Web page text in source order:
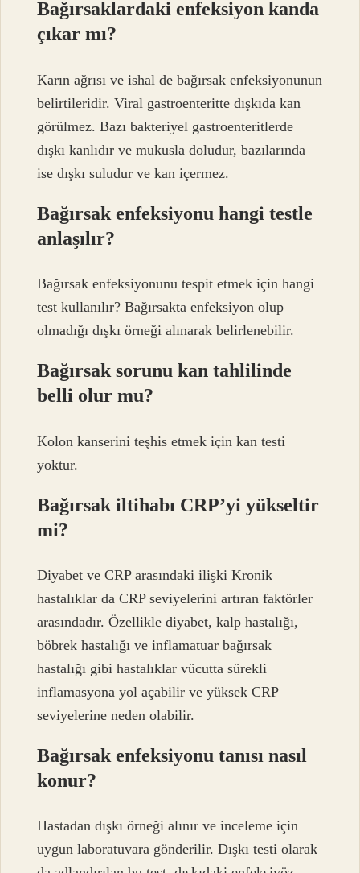
Bağırsaklardaki enfeksiyon kanda
çıkar mı?
Karın ağrısı ve ishal de bağırsak enfeksiyonunun
belirtileridir. Viral gastroenteritte dışkıda kan
görülmez. Bazı bakteriyel gastroenteritlerde
dışkı kanlıdır ve mukusla doludur, bazılarında
ise dışkı suludur ve kan içermez.
Bağırsak enfeksiyonu hangi testle
anlaşılır?
Bağırsak enfeksiyonunu tespit etmek için hangi
test kullanılır? Bağırsakta enfeksiyon olup
olmadığı dışkı örneği alınarak belirlenebilir.
Bağırsak sorunu kan tahlilinde
belli olur mu?
Kolon kanserini teşhis etmek için kan testi
yoktur.
Bağırsak iltihabı CRP’yi yükseltir
mi?
Diyabet ve CRP arasındaki ilişki Kronik
hastalıklar da CRP seviyelerini artıran faktörler
arasındadır. Özellikle diyabet, kalp hastalığı,
böbrek hastalığı ve inflamatuar bağırsak
hastalığı gibi hastalıklar vücutta sürekli
inflamasyona yol açabilir ve yüksek CRP
seviyelerine neden olabilir.
Bağırsak enfeksiyonu tanısı nasıl
konur?
Hastadan dışkı örneği alınır ve inceleme için
uygun laboratuvara gönderilir. Dışkı testi olarak